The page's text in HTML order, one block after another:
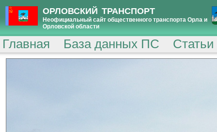
ОРЛОВСКИЙ ТРАНСПОРТ
Неофициальный сайт общественного транспорта Орла и
Орловской области
Главная База данных ПС